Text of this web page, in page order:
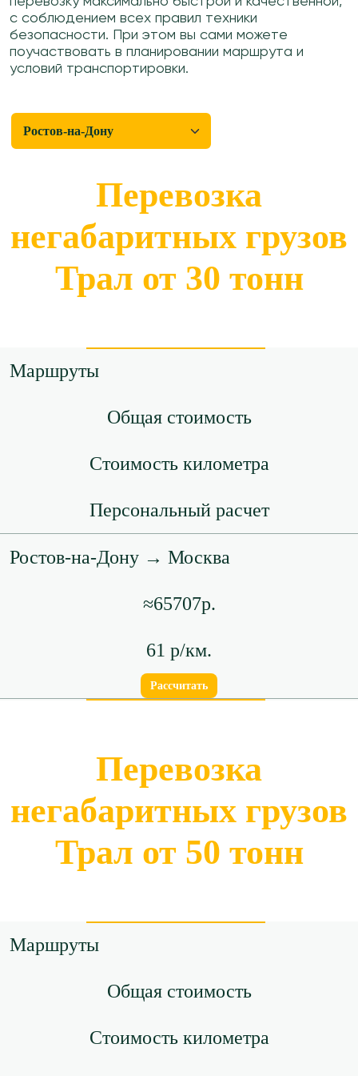
с соблюдением всех правил техники
безопасности. При этом вы сами можете
поучаствовать в планировании маршрута и
условий транспортировки.
Перевозка
негабаритных грузов
Трал от 30 тонн
Маршруты
Общая стоимость
Стоимость километра
Персональный расчет
Ростов-на-Дону → Москва
≈65707р.
61 р/км.
Рассчитать
≈112326р.
61 р/км.
Рассчитать
Ростов-на-Дону → Калининград
Перевозка
негабаритных грузов
Трал от 50 тонн
Маршруты
Общая стоимость
Стоимость километра